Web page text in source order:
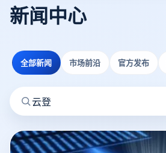
新闻中心
全部新闻 市场前沿 官方发布